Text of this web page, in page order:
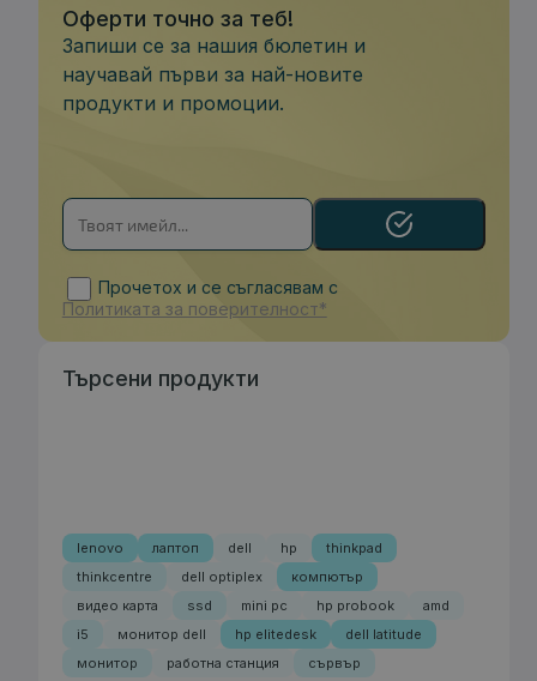
Оферти точно за теб!
Запиши се за нашия бюлетин и
научавай първи за най-новите
продукти и промоции.
Прочетох и се съгласявам с
Политиката за поверителност*
Търсени продукти
lenovo лаптоп dell hp
thinkpad
thinkcentre
dell optiplex
компютър
видео карта
ssd mini pc hp probook
amd
i5
монитор dell hp elitedesk
dell latitude
монитор
работна станция сървър